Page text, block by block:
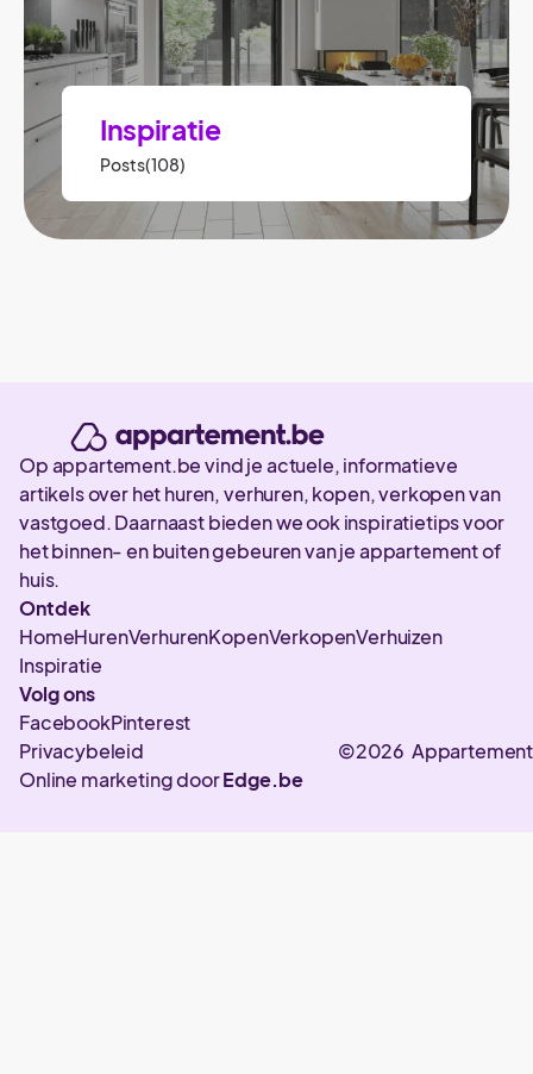
Inspiratie
Posts(108)
Op appartement.be vind je actuele, informatieve
artikels over het huren, verhuren, kopen, verkopen van
vastgoed. Daarnaast bieden we ook inspiratietips voor
het binnen- en buiten gebeuren van je appartement of
huis.
Ontdek
HomeHurenVerhurenKopenVerkopenVerhuizen
Inspiratie
Volg ons
FacebookPinterest
©2026
Privacybeleid
Online marketing doorEdge.be